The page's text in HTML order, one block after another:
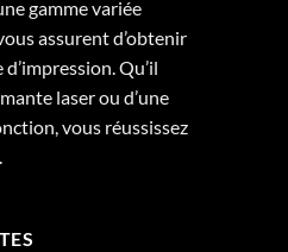
gamme variée
assurent d’obtenir
Qu’il
laser ou d’une
vous réussissez